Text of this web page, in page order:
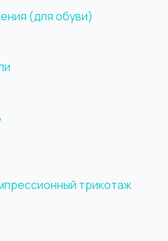
(для обуви)
трикотаж